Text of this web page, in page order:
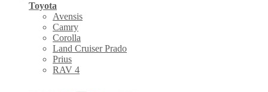
Toyota
Avensis
Camry
Corolla
Land Cruiser Prado
Prius
RAV 4